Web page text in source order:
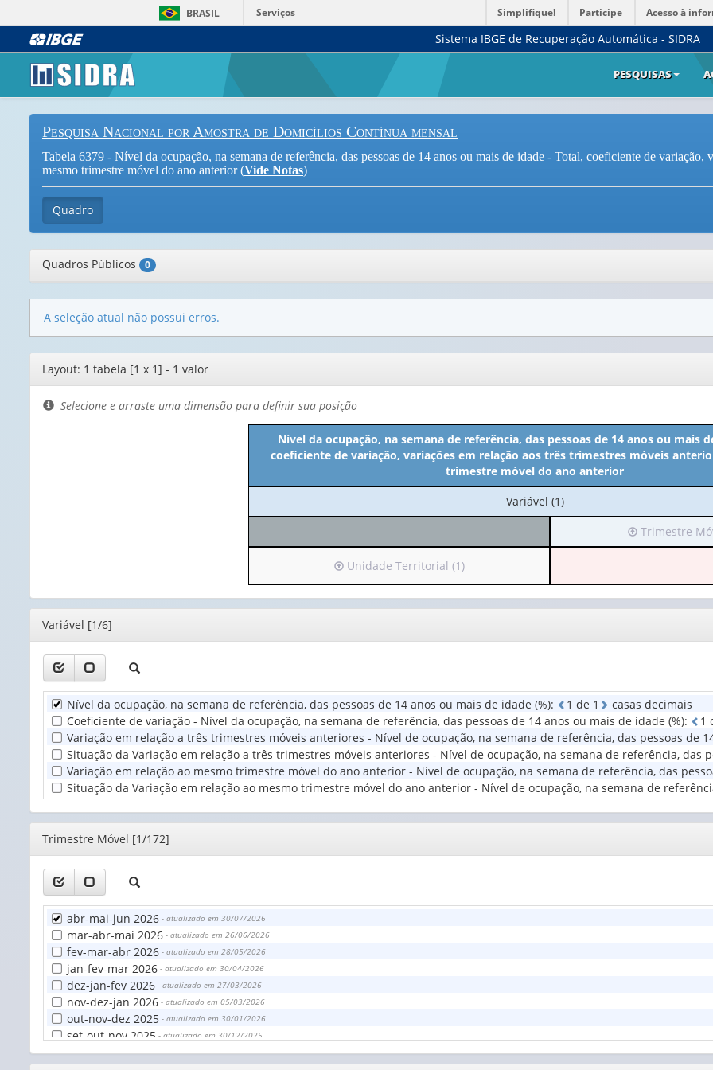
BRASIL Serviços Simplifique! Participe Acesso à
Sistema IBGE de Recuperação Automática - SIDRA
PESQUISAS
Pesquisa Nacional por Amostra de Domicílios Contínua mensal
Tabela 6379 - Nível da ocupação, na semana de referência, das pessoas de 14 anos ou mais de idade - Total, coeficiente de variação,
mesmo trimestre móvel do ano anterior (Vide Notas)
Quadro
Quadros Públicos 0
A seleção atual não possui erros.
Editor
de
layout
Layout: 1 tabela [1 x 1] - 1 valor
Selecione e arraste uma dimensão para definir sua posição
Nível da ocupação, na semana de referência, das pessoas de 14 anos ou mais
coeficiente de variação, variações em relação aos três trimestres móveis
trimestre móvel do ano anterior
No
cabeçalho:
(1)
Variável (1)
Irá
para
(possui
apenas
valor):
Móvel
(1)
Trimestre
Irá
para
o
cabeçalho
apenas
Unidade
Territorial
(1)
Unidade Territorial (1)
Editor
Variável [1/6]
Nível da ocupação, na semana de referência, das pessoas de 14 anos ou mais de idade (%): 1 de 1
casas decimais
Coeficiente de variação - Nível da ocupação, na semana de referência, das pessoas de 14 anos ou mais de idade (%): 1
Variação em relação a três trimestres móveis anteriores - Nível de ocupação, na semana de referência, das pessoas
Situação da Variação em relação a três trimestres móveis anteriores - Nível de ocupação, na semana de referência,
Variação em relação ao mesmo trimestre móvel do ano anterior - Nível de ocupação, na semana de referência, das
Situação da Variação em relação ao mesmo trimestre móvel do ano anterior - Nível de ocupação, na semana de
Editor
Trimestre Móvel [1/172]
abr-mai-jun 2026 - atualizado em 30/07/2026
mar-abr-mai 2026 - atualizado em 26/06/2026
fev-mar-abr 2026 - atualizado em 28/05/2026
jan-fev-mar 2026 - atualizado em 30/04/2026
dez-jan-fev 2026 - atualizado em 27/03/2026
nov-dez-jan 2026 - atualizado em 05/03/2026
out-nov-dez 2025 - atualizado em 30/01/2026
set-out-nov 2025 - atualizado em 30/12/2025
ago-set-out 2025- atualizado em 28/11/2025